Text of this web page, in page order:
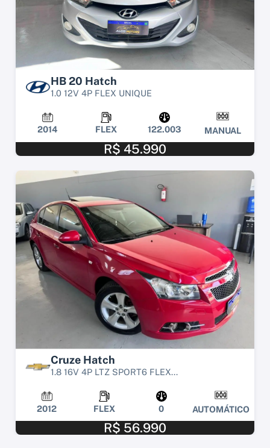
HB 20 Hatch
1.0 12V 4P FLEX UNIQUE
2014 FLEX 122.003 MANUAL
R$ 45.990
Cruze Hatch
1.8 16V 4P LTZ SPORT6 FLEX...
2012 FLEX 0 AUTOMÁTICO
R$ 56.990